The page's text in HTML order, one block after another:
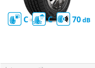
C C 70